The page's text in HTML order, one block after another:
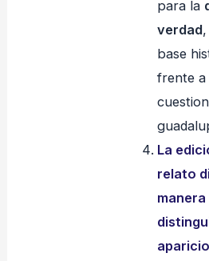
para la
verdad,
base
frente a
La
relato
manera